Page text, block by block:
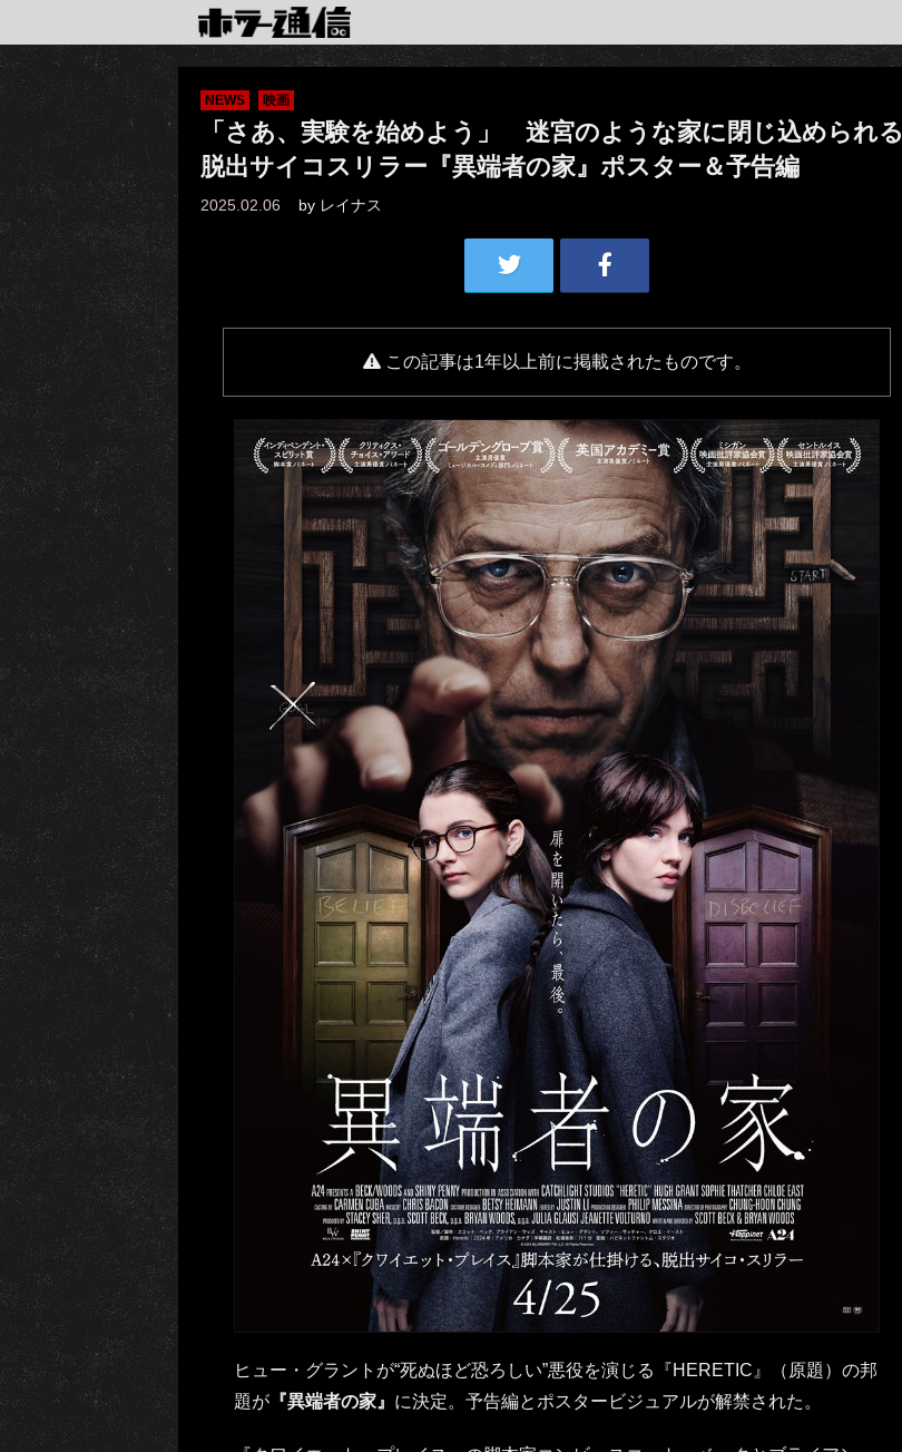
NEWS 映画
「さあ、実験を始めよう」 迷宮のような家に閉じ込められる
脱出サイコスリラー『異端者の家』ポスター＆予告編
2025.02.06 by レイナス
この記事は1年以上前に掲載されたものです。
ヒュー・グラントが“死ぬほど恐ろしい”悪役を演じる『HERETIC』（原題）の邦
題が 『異端者の家』 に決定。予告編とポスタービジュアルが解禁された。